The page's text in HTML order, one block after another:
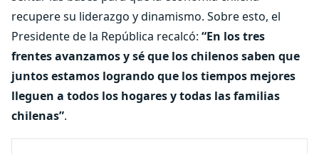
recupere su liderazgo y dinamismo. Sobre esto, el
Presidente de la República recalcó: “En los tres
frentes avanzamos y sé que los chilenos saben que
juntos estamos logrando que los tiempos mejores
lleguen a todos los hogares y todas las familias
chilenas”.